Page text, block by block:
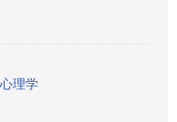
理学